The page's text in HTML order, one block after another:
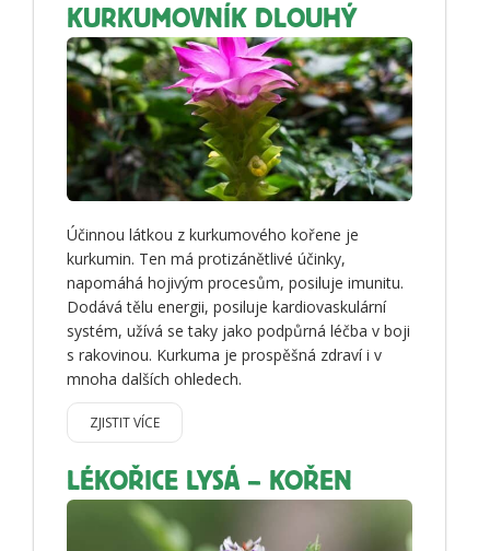
KURKUMOVNÍK DLOUHÝ
Účinnou látkou z kurkumového kořene je
kurkumin. Ten má protizánětlivé účinky,
napomáhá hojivým procesům, posiluje imunitu.
Dodává tělu energii, posiluje kardiovaskulární
systém, užívá se taky jako podpůrná léčba v boji
s rakovinou. Kurkuma je prospěšná zdraví i v
mnoha dalších ohledech.
ZJISTIT VÍCE
LÉKOŘICE LYSÁ – KOŘEN